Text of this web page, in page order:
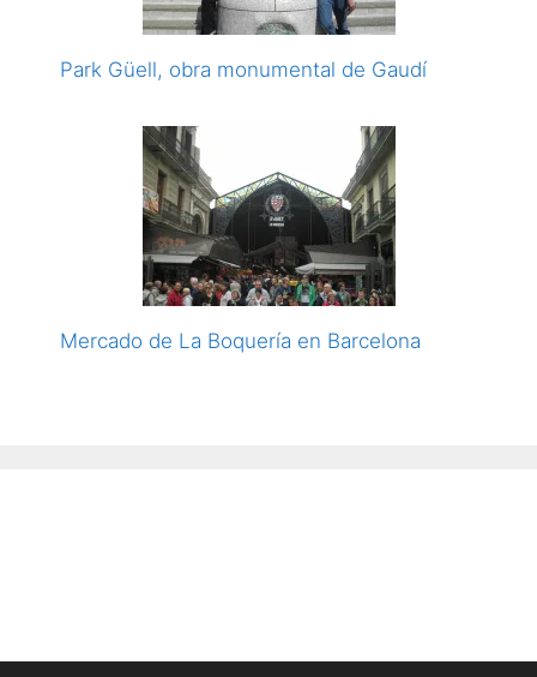
Park Güell, obra monumental de Gaudí
Mercado de La Boquería en Barcelona